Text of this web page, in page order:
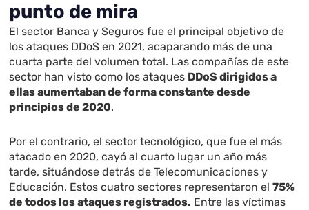
punto de mira
El sector Banca y Seguros fue el principal objetivo de
los ataques DDoS en 2021, acaparando más de una
cuarta parte del volumen total. Las compañías de este
sector han visto como los ataques DDoS dirigidos a
ellas aumentaban de forma constante desde
principios de 2020.
Por el contrario, el sector tecnológico, que fue el más
atacado en 2020, cayó al cuarto lugar un año más
tarde, situándose detrás de Telecomunicaciones y
Educación. Estos cuatro sectores representaron el75%
de todos los ataques registrados. Entre las víctimas